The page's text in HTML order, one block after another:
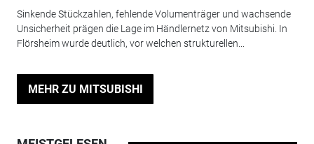
Sinkende Stückzahlen, fehlende Volumenträger und wachsende
Unsicherheit prägen die Lage im Händlernetz von Mitsubishi. In
Flörsheim wurde deutlich, vor welchen strukturellen...
MEHR ZU MITSUBISHI